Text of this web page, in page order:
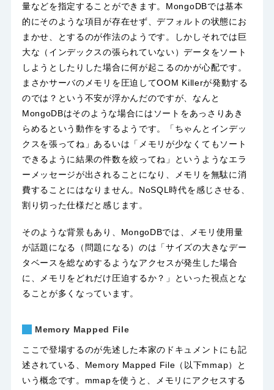
量などを指定することができます。MongoDBでは基本
的にそのような項目が存在せず、デフォルトの状態にお
まかせ、とするのが作法のようです。しかしそれでは巨
大な（インデックスの張られていない）データをソート
しようとしたりした場合に何が起こるのかが心配です。
まさかサーバのメモリを圧迫してOOM Killerが発動する
のでは？という不安が浮かんだのですが、なんと
MongoDBはそのような場合にはソートをあっさりあき
らめるという動作をするようです。「ちゃんとインデッ
クスを張ってね」あるいは「メモリが少なくてもソート
できるように結果の件数を絞ってね」というようなエラ
ーメッセージが出されることになり、メモリを無駄に消
費することにはなりません。NoSQL時代を感じさせる、
割り切った仕様だと感じます。
そのような背景もあり、MongoDBでは、メモリ使用量
が話題になる（問題になる）のは「サイズの大きなデー
タベースを総なめするようなアクセスが発生した場合
に、メモリをどれだけ圧迫するか？」といった視点とな
ることが多くなっています。
Memory Mapped File
ここで登場するのが先述した本家のドキュメントにも記
述されている、Memory Mapped File（以下mmap）と
いう概念です。mmapを使うと、メモリにアクセスする